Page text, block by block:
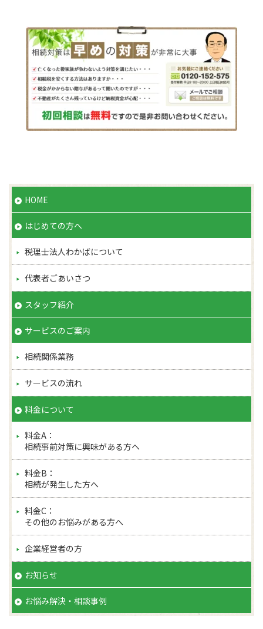
HOME
はじめての方へ
税理士法人わかばについて
代表者ごあいさつ
スタッフ紹介
サービスのご案内
相続関係業務
サービスの流れ
料金について
料金A：
相続事前対策に興味がある方へ
料金B：
相続が発生した方へ
料金C：
その他のお悩みがある方へ
企業経営者の方
お知らせ
お悩み解決・相談事例